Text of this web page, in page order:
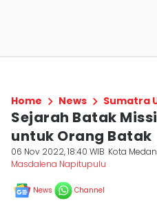
Home News Sumatra
Sejarah Batak
untuk Orang Batak
06 Nov 2022, 18:40 WIB Kota Medan
Masdalena Napitupulu
News Channel